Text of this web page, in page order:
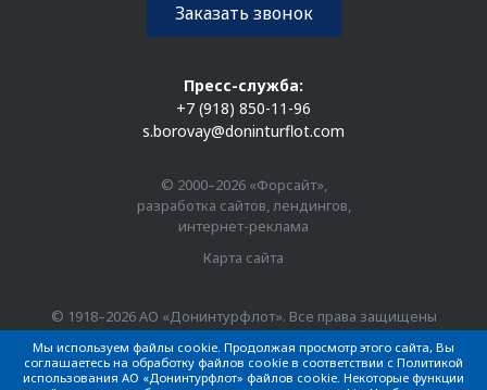
Заказать звонок
Пресс-служба:
+7 (918) 850-11-96
s.borovay@doninturflot.com
© 2000–2026 «Форсайт»,
разработка сайтов, лендингов,
интернет-реклама
Карта сайта
© 1918–2026 АО «Донинтурфлот». Все права защищены
Мы используем файлы cookie. Продолжая просмотр этого сайта, Вы
соглашаетесь на обработку файлов cookie в соответствии с Политикой
использования АО «Донинтурфлот» файлов cookie. Некоторые функции